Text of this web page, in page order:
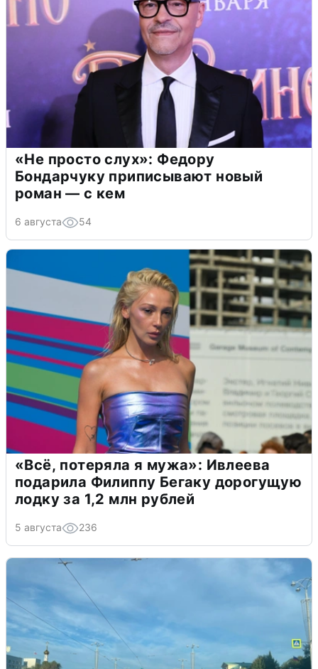
«Не просто слух»: Федору
Бондарчуку приписывают новый
роман — с кем
6 августа 54
«Всё, потеряла я мужа»: Ивлеева
подарила Филиппу Бегаку дорогущую
лодку за 1,2 млн рублей
5 августа 236